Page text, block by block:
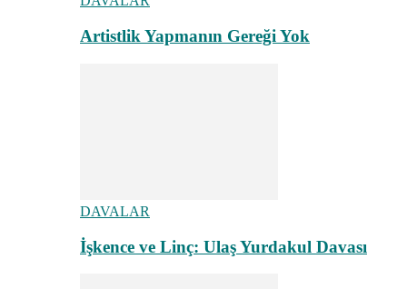
Artistlik Yapmanın Gereği Yok
DAVALAR
İşkence ve Linç: Ulaş Yurdakul Davası